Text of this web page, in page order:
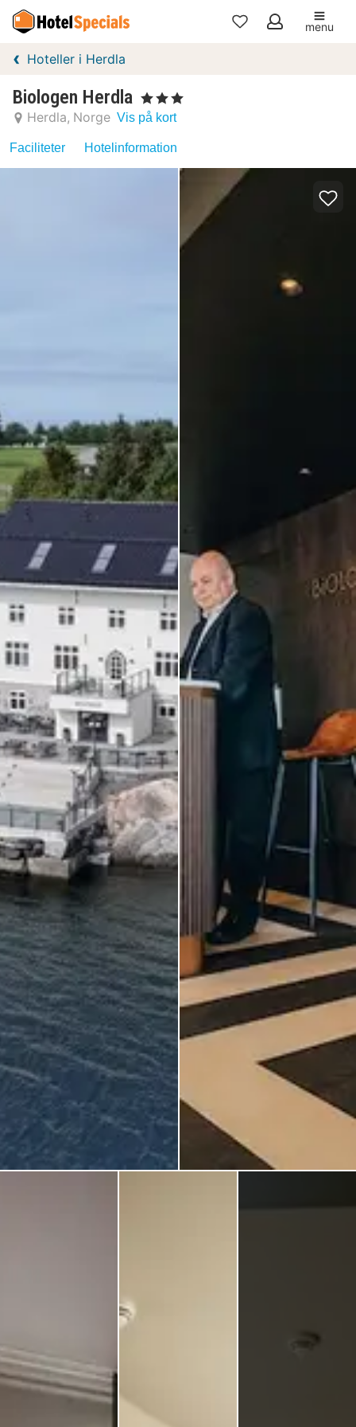
Mine
menu
Hoteller i Herdla
Biologen Herdla , 3 Stjerner
Herdla Norge Vis på kort
Faciliteter Hotelinformation